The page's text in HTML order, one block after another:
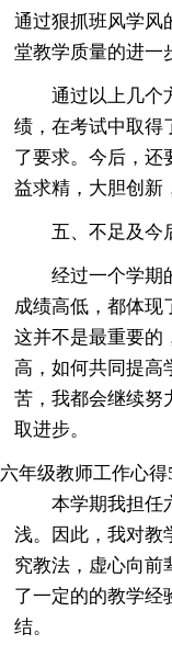
通过狠抓班风学风
堂教学质量的进一
通过以上几个
绩，在考试中取得
了要求。今后，还
益求精，大胆创新
五、不足及今
经过一个学期
成绩高低，都体现
这并不是最重要的
高，如何共同提高
苦，我都会继续努
取进步。
六年级教师工作心得
本学期我担任
浅。因此，我对教
究教法，虚心向前
了一定的的教学经
结。